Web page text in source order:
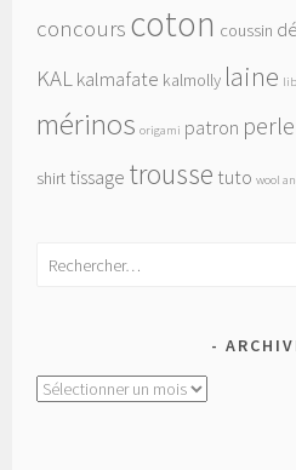
concours coton coussin
KALkalmafate kalmolly laine
mérinos origami patron perle
shirt tissage trousse tuto wool
Rechercher :
Archives